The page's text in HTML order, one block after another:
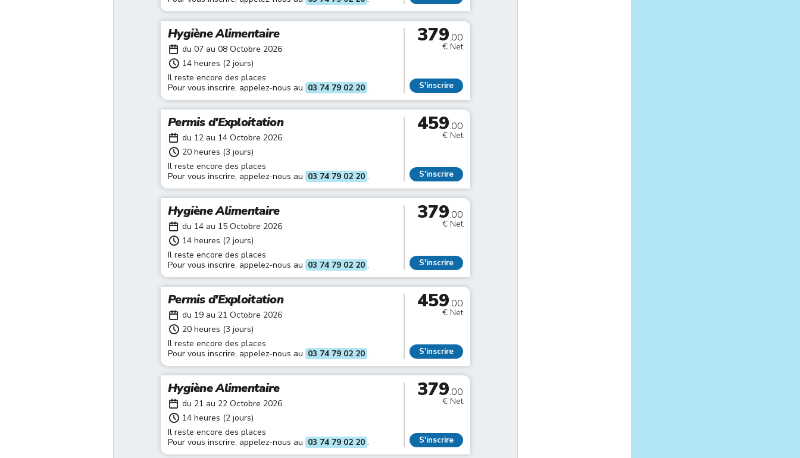
Hygiène Alimentaire
du 07 au 08 Octobre 2026
14 heures (2 jours)
Il reste encore des places
Pour vous inscrire, appelez-nous au 03 74 79 02 20 .
379.00
€ Net
S'inscrire
Permis d'Exploitation
du 12 au 14 Octobre 2026
20 heures (3 jours)
Il reste encore des places
Pour vous inscrire, appelez-nous au 03 74 79 02 20 .
459.00
€ Net
S'inscrire
Hygiène Alimentaire
du 14 au 15 Octobre 2026
14 heures (2 jours)
Il reste encore des places
Pour vous inscrire, appelez-nous au 03 74 79 02 20 .
379.00
€ Net
S'inscrire
Permis d'Exploitation
du 19 au 21 Octobre 2026
20 heures (3 jours)
Il reste encore des places
Pour vous inscrire, appelez-nous au 03 74 79 02 20 .
459.00
€ Net
S'inscrire
Hygiène Alimentaire
du 21 au 22 Octobre 2026
14 heures (2 jours)
Il reste encore des places
Pour vous inscrire, appelez-nous au 03 74 79 02 20 .
379.00
€ Net
S'inscrire